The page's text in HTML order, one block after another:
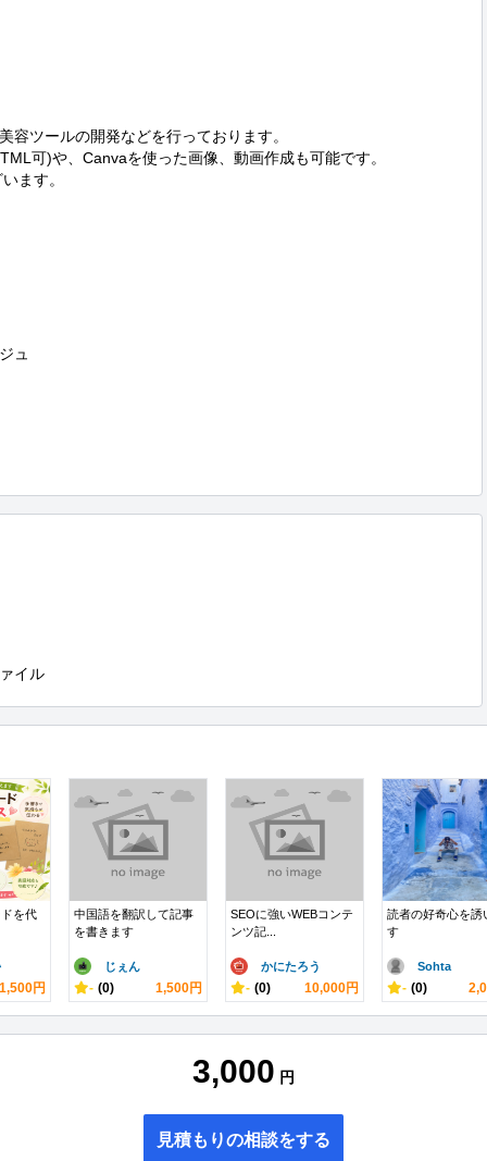
容ツールの開発などを行っております。
可)や、Canvaを使った画像、動画作成も可能です。
ます。
ュ
イル
を代
1,500円
中国語を翻訳して記事
を書きます
じぇん
- (0) 1,500円
SEOに強いWEBコンテ
ンツ記...
かにたろう
- (0) 10,000円
読者の好奇心を誘
す
Sohta
- (0)
3,000 円
見積もりの相談をする